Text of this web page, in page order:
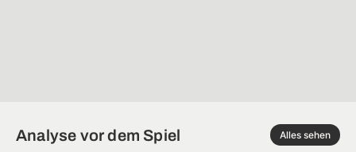
Analyse vor dem Spiel Alles sehen